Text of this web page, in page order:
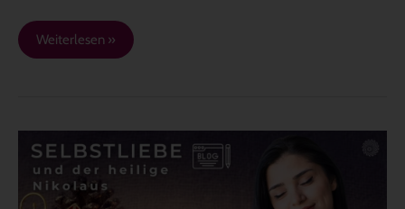
Weiterlesen »
und
der
heilige